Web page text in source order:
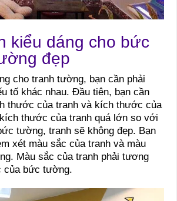
kiểu dáng cho bức
đẹp
cho tranh tường, bạn cần phải
tố khác nhau. Đầu tiên, bạn cần
thước của tranh và kích thước của
thước của tranh quá lớn so với
tường, tranh sẽ không đẹp. Bạn
xét màu sắc của tranh và màu
Màu sắc của tranh phải tương
của bức tường.